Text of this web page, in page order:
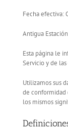
Fecha efectiva:
Antigua
Esta página le
Servicio y de
Utilizamos sus
de conformidad
los mismos